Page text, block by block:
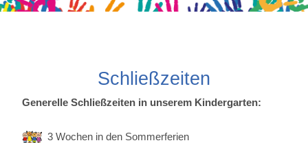
Schließzeiten
Generelle Schließzeiten in unserem Kindergarten:
3 Wochen in den Sommerferien